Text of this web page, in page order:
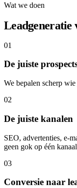
Wat we doen
Leadgeneratie
01
De juiste
We bepalen scherp
02
De juiste kanalen
SEO, advertenties, e-
geen gok op één
03
Conversie naar